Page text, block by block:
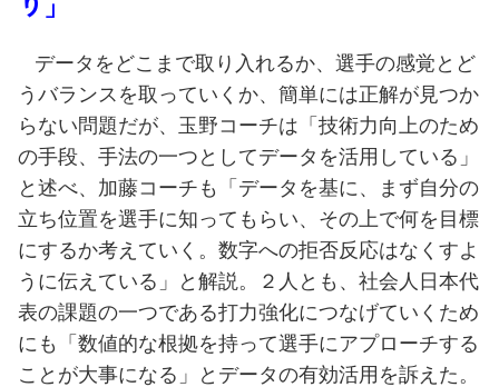
データをどこまで取り入れるか、選手の感覚とど
うバランスを取っていくか、簡単には正解が見つか
らない問題だが、玉野コーチは「技術力向上のため
の手段、手法の一つとしてデータを活用している」
と述べ、加藤コーチも「データを基に、まず自分の
立ち位置を選手に知ってもらい、その上で何を目標
にするか考えていく。数字への拒否反応はなくすよ
うに伝えている」と解説。２人とも、社会人日本代
表の課題の一つである打力強化につなげていくため
にも「数値的な根拠を持って選手にアプローチする
ことが大事になる」とデータの有効活用を訴えた。